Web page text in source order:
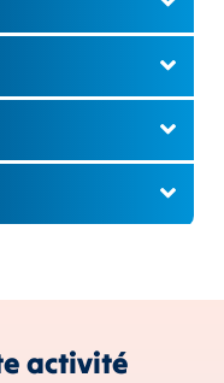
activité